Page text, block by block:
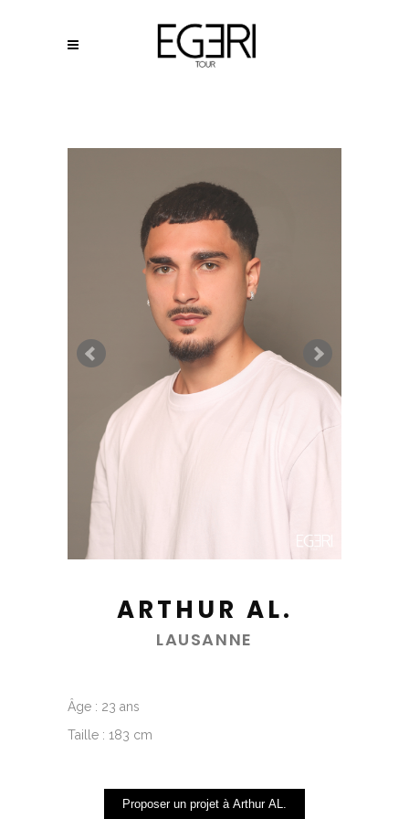
ARTHUR AL.
LAUSANNE
Âge : 23 ans
Taille : 183 cm
Proposer un projet à Arthur AL.